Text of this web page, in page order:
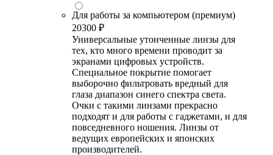
Для работы за компьютером (премиум)
20300 ₽
Универсальные утонченные линзы для
тех, кто много времени проводит за
экранами цифровых устройств.
Специальное покрытие помогает
выборочно фильтровать вредный для
глаза диапазон синего спектра света.
Очки с такими линзами прекрасно
подходят и для работы с гаджетами, и для
повседневного ношения. Линзы от
ведущих европейских и японских
производителей.